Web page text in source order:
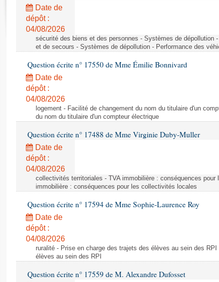
Rapports législatifs
Rapports sur l'application des lois
Baromètre de l’application des lois
Dossiers législatifs
Budget et sécurité sociale
Questions écrites et orales
Comptes rendus des débats
Date de
dépôt :
04/08/2026
sécurité des biens et des personnes - Systèmes de dépollution
et de secours - Systèmes de dépollution - Performance des
Question écrite n° 17550 de Mme Émilie Bonnivard
Date de
dépôt :
04/08/2026
logement - Facilité de changement du nom du titulaire d'un
du nom du titulaire d'un compteur électrique
Question écrite n° 17488 de Mme Virginie Duby-Muller
Date de
dépôt :
04/08/2026
collectivités territoriales - TVA immobilière : conséquences
immobilière : conséquences pour les collectivités locales
Question écrite n° 17594 de Mme Sophie-Laurence Roy
Date de
dépôt :
04/08/2026
ruralité - Prise en charge des trajets des élèves au sein des
élèves au sein des RPI
Question écrite n° 17559 de M. Alexandre Dufosset